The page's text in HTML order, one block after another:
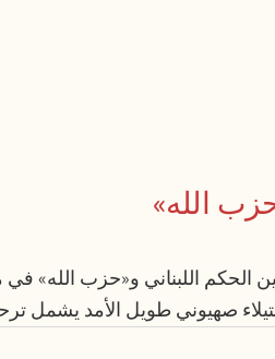
الله»
الحكم اللبناني و«حزب الله»
صهيوني طويل الأمد يشمل